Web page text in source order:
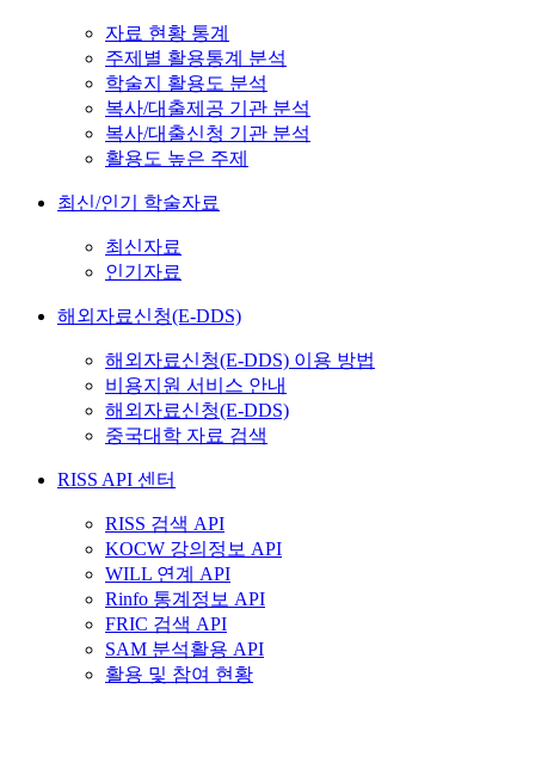
자료 현황 통계
주제별 활용통계 분석
학술지 활용도 분석
복사/대출제공 기관 분석
복사/대출신청 기관 분석
활용도 높은 주제
최신/인기 학술자료
최신자료
인기자료
해외자료신청(E-DDS)
해외자료신청(E-DDS) 이용 방법
비용지원 서비스 안내
해외자료신청(E-DDS)
중국대학 자료 검색
RISS API 센터
RISS 검색 API
KOCW 강의정보 API
WILL 연계 API
Rinfo 통계정보 API
FRIC 검색 API
SAM 분석활용 API
활용 및 참여 현황